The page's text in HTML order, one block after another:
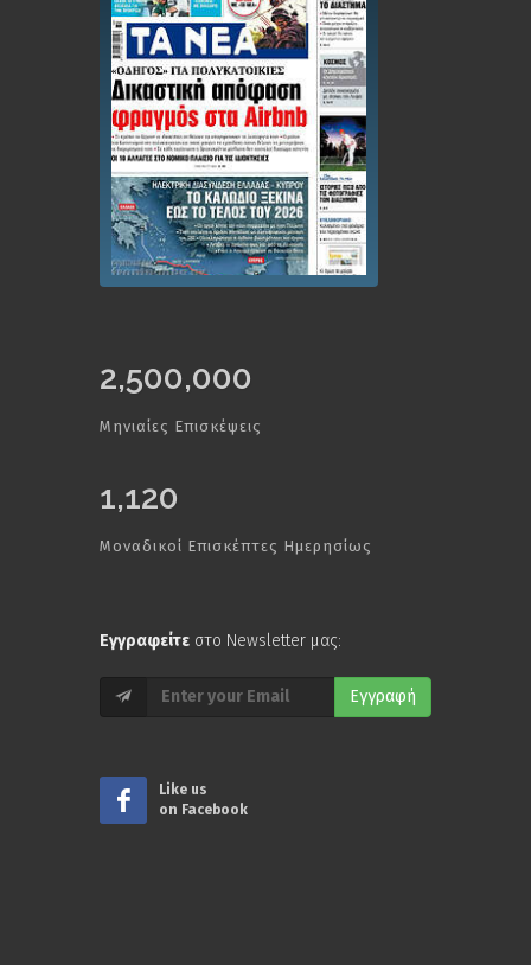
2,500,000
Μηνιαίες Επισκέψεις
1,120
Μοναδικοί Επισκέπτες Ημερησίως
Εγγραφείτε στο Newsletter μας:
Εγγραφή
Like us
on Facebook